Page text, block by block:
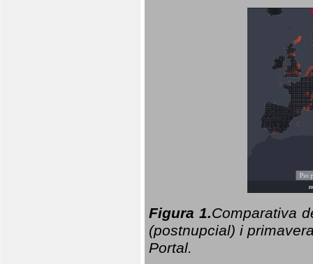
Figura 1.Comparativa
(postnupcial) i
Portal.